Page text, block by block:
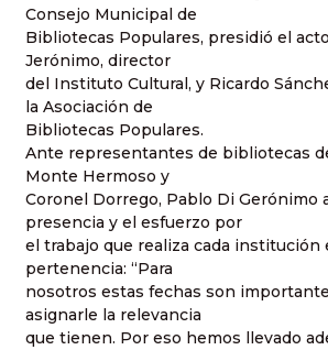
Consejo Municipal de
Bibliotecas Populares, presidió el
Jerónimo, director
del Instituto Cultural, y Ricardo
la Asociación de
Bibliotecas Populares.
Ante representantes de bibliotecas
Monte Hermoso y
Coronel Dorrego, Pablo Di Gerónimo
presencia y el esfuerzo por
el trabajo que realiza cada institución
pertenencia: “Para
nosotros estas fechas son
asignarle la relevancia
que tienen. Por eso hemos llevado